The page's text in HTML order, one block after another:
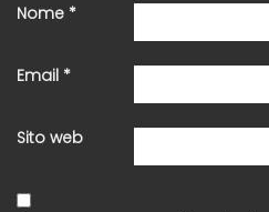
Nome *
Email *
Sito web